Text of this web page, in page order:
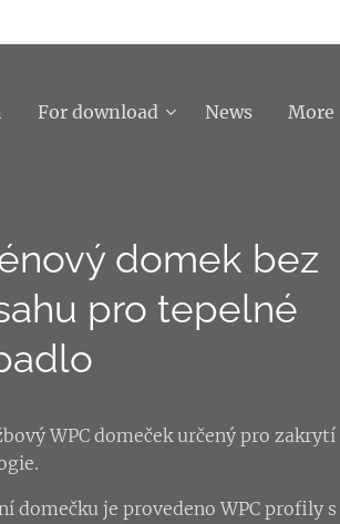
For download News More
domek bez
pro tepelné
WPC domeček určený pro zakrytí
domečku je provedeno WPC profily